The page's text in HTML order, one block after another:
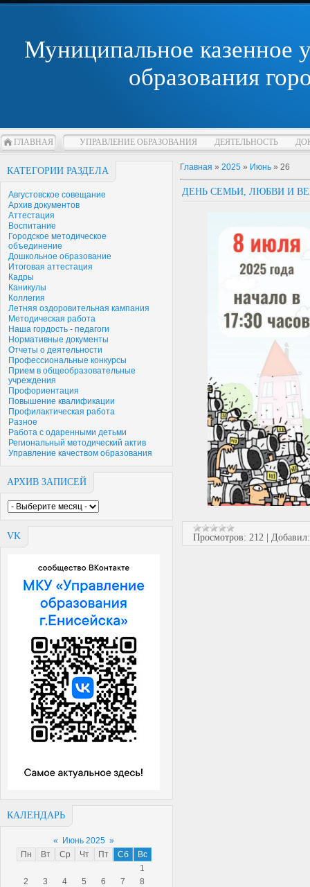
Муниципальное казенное
образования
ГЛАВНАЯ УПРАВЛЕНИЕ ОБРАЗОВАНИЯ ДЕЯТЕЛЬНОСТЬ
КАТЕГОРИИ РАЗДЕЛА
Августовское совещание
Архив документов
Аттестация
Воспитание
Городское методическое
объединение
Дошкольное образование
Итоговая аттестация
Кадры
Каникулы
Коллегия
Летняя оздоровительная кампания
Методическая работа
Наша гордость - педагоги
Нормативные документы
Отчеты о деятельности
Профессиональные конкурсы
Прием в общеобразовательные
учреждения
Профориентация
Повышение квалификации
Профилактическая работа
Разное
Работа с одаренными детьми
Региональный методический актив
Управление качеством образования
АРХИВ ЗАПИСЕЙ
VK
КАЛЕНДАРЬ
« Июнь 2025 »
Пн
Вт Ср Чт Пт Сб
Вс
1
2
3 4 5 6 7
8
Главная » 2025 » Июнь » 26
ДЕНЬ СЕМЬИ, ЛЮБВИ И
Просмотров: 212 Добавил: